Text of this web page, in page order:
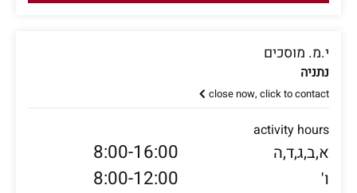
י.מ. מוסכים
נתניה
close now, click to contact
activity hours
א,ב,ג,ד,ה 8:00-16:00
ו' 8:00-12:00